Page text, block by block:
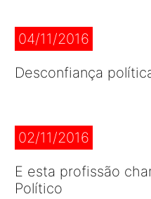
04/11/2016
Desconfiança
02/11/2016
E esta profissão
Político